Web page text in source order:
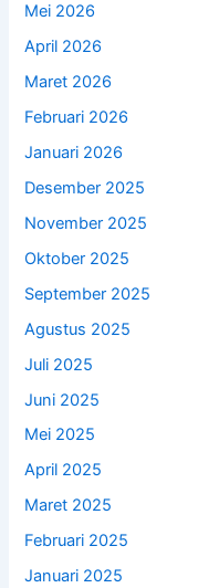
Mei 2026
April 2026
Maret 2026
Februari 2026
Januari 2026
Desember 2025
November 2025
Oktober 2025
September 2025
Agustus 2025
Juli 2025
Juni 2025
Mei 2025
April 2025
Maret 2025
Februari 2025
Januari 2025